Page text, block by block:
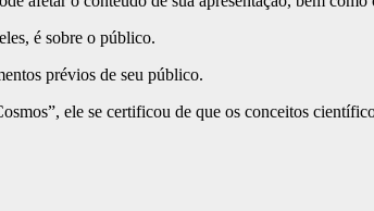
é sobre o público.
prévios de seu público.
ele se certificou de que os conceitos